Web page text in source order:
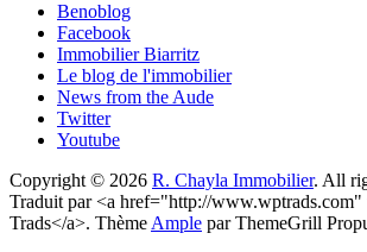
Benoblog
Facebook
Immobilier Biarritz
Le blog de l'immobilier
News from the Aude
Twitter
Youtube
Copyright © 2026 R. Chayla Immobilier. All
Traduit par <a href="http://
Trads</a>. Thème Ample par ThemeGrill